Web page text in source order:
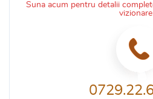
Suna acum pentru detalii
vizionare